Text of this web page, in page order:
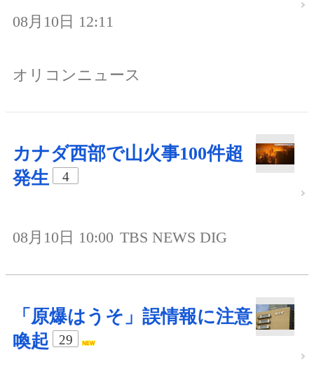
08月10日 12:11
オリコンニュース
カナダ西部で山火事100件超
発生
4
08月10日 10:00 TBS NEWS DIG
「原爆はうそ」誤情報に注意
喚起
29